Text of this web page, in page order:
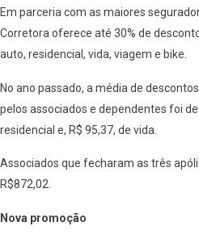
Em parceria com as maiores
Corretora oferece até 30% de
auto, residencial, vida, viagem e bike.
No ano passado, a média de
pelos associados e dependentes foi de
residencial e, R$ 95,37, de vida.
Associados que fecharam as três
R$872,02.
Nova promoção